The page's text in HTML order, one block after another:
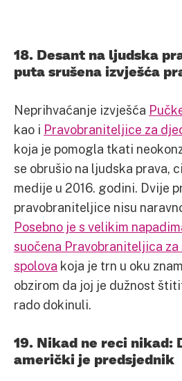
18. Desant na ljudska
puta srušena izvješća
Neprihvaćanje izvješća
kao i Pravobraniteljice za
koja je pomogla tkati
se obrušio na ljudska prava,
medije u 2016. godini. Dvije
pravobraniteljice nisu
Posebno je s velikim
suočena Pravobraniteljica
spolova koja je trn u oku
obzirom da joj je dužnost
rado dokinuli.
19. Nikad ne reci nikad:
američki je predsjednik